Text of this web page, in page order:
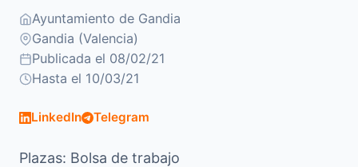
Ayuntamiento de Gandia
Gandia (Valencia)
Publicada el 08/02/21
Hasta el 10/03/21
LinkedIn Telegram
Plazas: Bolsa de trabajo